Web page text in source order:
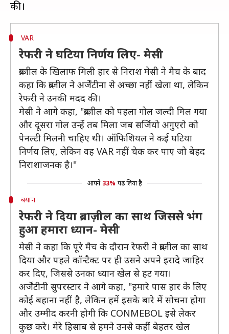
VAR
रेफरी ने घटिया निर्णय लिए- मेसी
ब्राजील के खिलाफ मिली हार से निराश मेसी ने मैच के बाद
कहा कि ब्राज़ील ने अर्जेंटीना से अच्छा नहीं खेला था, लेकिन
रेफरी ने उनकी मदद की।
मेसी ने आगे कहा, "ब्राज़ील को पहला गोल जल्दी मिल गया
और दूसरा गोल उन्हें तब मिला जब सर्जियो अगुएरो को
पेनल्टी मिलनी चाहिए थी। ऑफिशियल ने कई घटिया
निर्णय लिए, लेकिन वह VAR नहीं चेक कर पाए जो बेहद
निराशाजनक है।"
आपने 33% पढ़ लिया है
बयान
रेफरी ने दिया ब्राज़ील का साथ जिससे भंग
हुआ हमारा ध्यान- मेसी
मेसी ने कहा कि पूरे मैच के दौरान रेफरी ने ब्राज़ील का साथ
दिया और पहले कॉन्टैक्ट पर ही उसने अपने इरादे जाहिर
कर दिए, जिससे उनका ध्यान खेल से हट गया।
अर्जेंटीनी सुपरस्टार ने आगे कहा, "हमारे पास हार के लिए
कोई बहाना नहीं है, लेकिन हमें इसके बारे में सोचना होगा
और उम्मीद करनी होगी कि CONMEBOL इसे लेकर
कुछ करे। मेरे हिसाब से हमने उनसे कहीं बेहतर खेल